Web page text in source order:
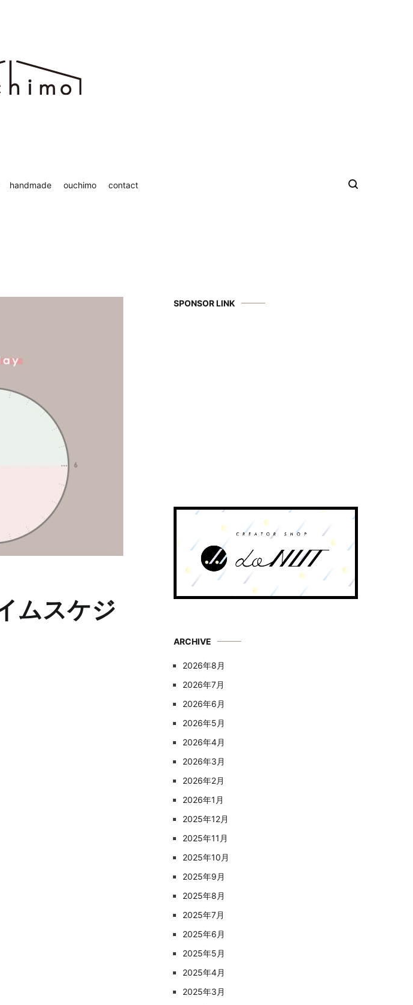
handmade ouchimo contact
ムスケジ
SPONSOR LINK
ARCHIVE
2026年8月
2026年7月
2026年6月
2026年5月
2026年4月
2026年3月
2026年2月
2026年1月
2025年12月
2025年11月
2025年10月
2025年9月
2025年8月
2025年7月
2025年6月
2025年5月
2025年4月
2025年3月